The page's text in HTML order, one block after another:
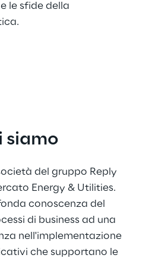
le sfide della
siamo
del gruppo Reply
Energy & Utilities.
conoscenza del
di business ad una
nell'implementazione
che supportano le